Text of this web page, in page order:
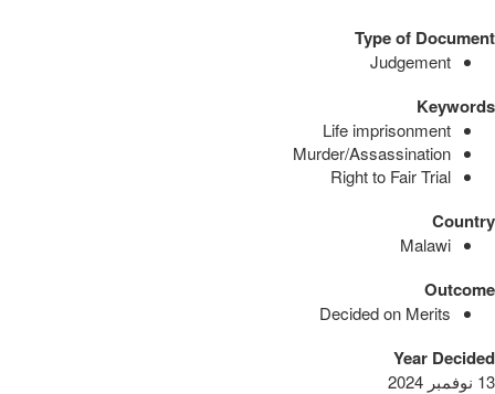
Type of Document
Judgement
Keywords
Life imprisonment
Murder/Assassination
Right to Fair Trial
Country
Malawi
Outcome
Decided on Merits
Year Decided
13 نوفمبر 2024